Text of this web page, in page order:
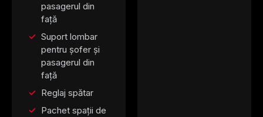
pasagerul din
față
Suport lombar
pentru șofer și
pasagerul din
față
Reglaj spătar
Pachet spații de